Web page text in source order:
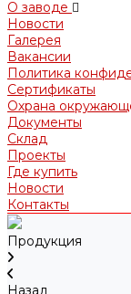
О заводе
Новости
Галерея
Вакансии
Политика
Сертификаты
Охрана
Документы
Склад
Проекты
Где купить
Новости
Контакты
Продукция
Назад